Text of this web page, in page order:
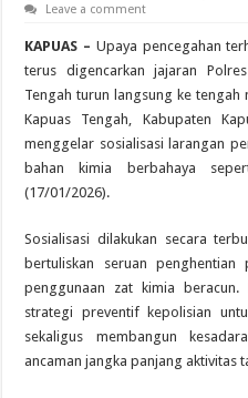
Leave a comment
KAPUAS – Upaya pencegahan
terus digencarkan jajaran
Tengah turun langsung ke tengah
Kapuas Tengah, Kabupaten
menggelar sosialisasi larangan
bahan kimia berbahaya
(17/01/2026).
Sosialisasi dilakukan secara
bertuliskan seruan
penggunaan zat kimia
strategi preventif kepolisian
sekaligus membangun
ancaman jangka panjang aktivitas